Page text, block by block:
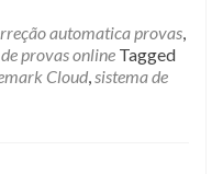
automatica provas,
provas online Tagged
Cloud,sistema de